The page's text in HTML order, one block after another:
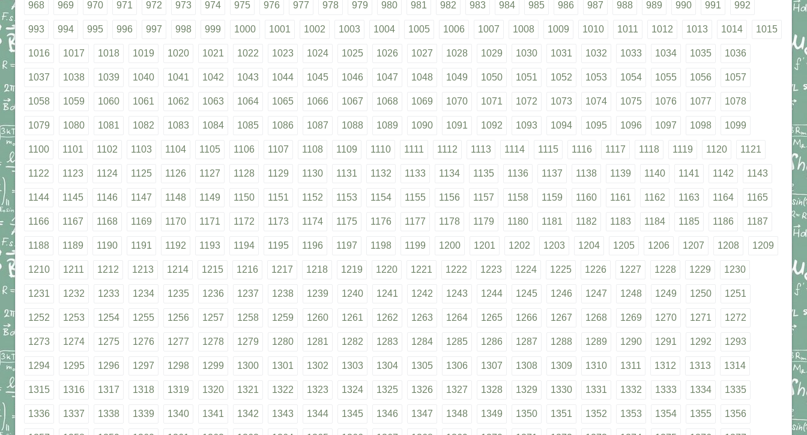
968 969 970 971 972 973 974 975 976 977 978 979 980 981 982 983 984 985 986 987 988 989 990 991 992
993 994 995 996 997 998 999 1000 1001 1002 1003 1004 1005 1006 1007 1008 1009 1010 1011 1012 1013 1014 1015
1016 1017 1018 1019 1020 1021 1022 1023 1024 1025 1026 1027 1028 1029 1030 1031 1032 1033 1034 1035 1036
1037 1038 1039 1040 1041 1042 1043 1044 1045 1046 1047 1048 1049 1050 1051 1052 1053 1054 1055 1056 1057
1058 1059 1060 1061 1062 1063 1064 1065 1066 1067 1068 1069 1070 1071 1072 1073 1074 1075 1076 1077 1078
1079 1080 1081 1082 1083 1084 1085 1086 1087 1088 1089 1090 1091 1092 1093 1094 1095 1096 1097 1098 1099
1100 1101 1102 1103 1104 1105 1106 1107 1108 1109 1110 1111 1112 1113 1114 1115 1116 1117 1118 1119 1120 1121
1122 1123 1124 1125 1126 1127 1128 1129 1130 1131 1132 1133 1134 1135 1136 1137 1138 1139 1140 1141 1142 1143
1144 1145 1146 1147 1148 1149 1150 1151 1152 1153 1154 1155 1156 1157 1158 1159 1160 1161 1162 1163 1164 1165
1166 1167 1168 1169 1170 1171 1172 1173 1174 1175 1176 1177 1178 1179 1180 1181 1182 1183 1184 1185 1186 1187
1188 1189 1190 1191 1192 1193 1194 1195 1196 1197 1198 1199 1200 1201 1202 1203 1204 1205 1206 1207 1208 1209
1210 1211 1212 1213 1214 1215 1216 1217 1218 1219 1220 1221 1222 1223 1224 1225 1226 1227 1228 1229 1230
1231 1232 1233 1234 1235 1236 1237 1238 1239 1240 1241 1242 1243 1244 1245 1246 1247 1248 1249 1250 1251
1252 1253 1254 1255 1256 1257 1258 1259 1260 1261 1262 1263 1264 1265 1266 1267 1268 1269 1270 1271 1272
1273 1274 1275 1276 1277 1278 1279 1280 1281 1282 1283 1284 1285 1286 1287 1288 1289 1290 1291 1292 1293
1294 1295 1296 1297 1298 1299 1300 1301 1302 1303 1304 1305 1306 1307 1308 1309 1310 1311 1312 1313 1314
1315 1316 1317 1318 1319 1320 1321 1322 1323 1324 1325 1326 1327 1328 1329 1330 1331 1332 1333 1334 1335
1336 1337 1338 1339 1340 1341 1342 1343 1344 1345 1346 1347 1348 1349 1350 1351 1352 1353 1354 1355 1356